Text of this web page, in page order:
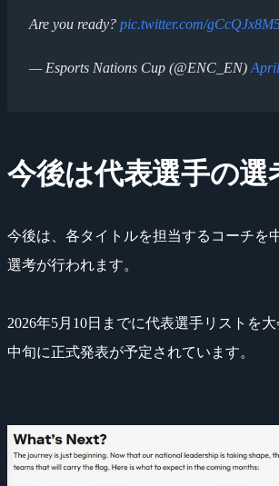
Are you ready? pic.twitter.com/
— Esports Nations Cup (@ENC_EN)
今後は代表選手の選
今後は、各タイトルを担当するコーチを
選考が行われます。
2026年5月10日までに代表選手リストを
中旬に正式発表が予定されています。